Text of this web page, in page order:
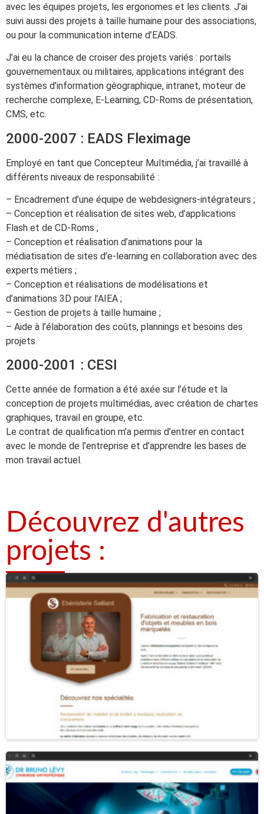
avec les équipes projets, les ergonomes et les clients. J’ai
suivi aussi des projets à taille humaine pour des associations,
ou pour la communication interne d’EADS.
J’ai eu la chance de croiser des projets variés : portails
gouvernementaux ou militaires, applications intégrant des
systèmes d’information géographique, intranet, moteur de
recherche complexe, E-Learning, CD-Roms de présentation,
CMS, etc.
2000-2007 : EADS Fleximage
Employé en tant que Concepteur Multimédia, j’ai travaillé à
différents niveaux de responsabilité :
– Encadrement d’une équipe de webdesigners-intégrateurs ;
– Conception et réalisation de sites web, d’applications
Flash et de CD-Roms ;
– Conception et réalisation d’animations pour la
médiatisation de sites d’e-learning en collaboration avec des
experts métiers ;
– Conception et réalisations de modélisations et
d’animations 3D pour l’AIEA ;
– Gestion de projets à taille humaine ;
– Aide à l’élaboration des coûts, plannings et besoins des
projets.
2000-2001 : CESI
Cette année de formation a été axée sur l’étude et la
conception de projets multimédias, avec création de chartes
graphiques, travail en groupe, etc.
Le contrat de qualification m’a permis d’entrer en contact
avec le monde de l’entreprise et d’apprendre les bases de
mon travail actuel.
Découvrez d'autres
projets :